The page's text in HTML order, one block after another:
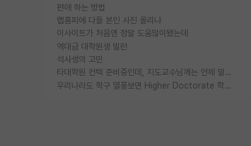
편애 하는 방법
랩홈피에 다들 본인 사진 올리냐
이사이트가 처음엔 정말 도움많이됐는데
역대급 대학원생 빌런
석사생의 고민
타대학원 컨텍 준비중인데, 지도교수님께는 언제 말씀드려야 할까요?
우리나라도 학구 열풍보면 Higher Doctorate 학위가 필요하다고 봅니다.